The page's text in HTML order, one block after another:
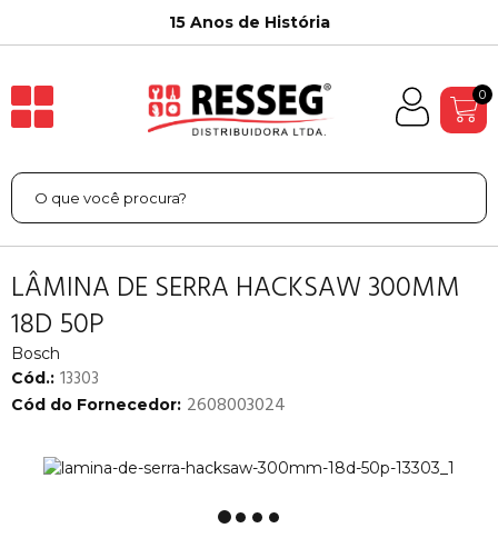
15 Anos de História
0
LÂMINA DE SERRA HACKSAW 300MM
18D 50P
Bosch
Cód.: 13303
Cód do Fornecedor: 2608003024